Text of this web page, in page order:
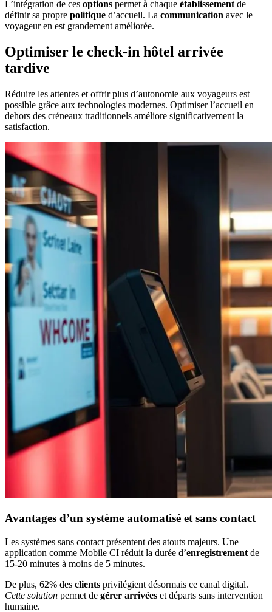
L’intégration de ces options permet à chaque établissementde
définir sa propre politique d’accueil. La communication avec le
voyageur en est grandement améliorée.
Optimiser le check-in hôtel arrivée
tardive
Réduire les attentes et offrir plus d’autonomie aux voyageurs est
possible grâce aux technologies modernes. Optimiser l’accueil en
dehors des créneaux traditionnels améliore significativement la
satisfaction.
Avantages d’un système automatisé et sans contact
Les systèmes sans contact présentent des atouts majeurs. Une
application comme Mobile CI réduit la durée d’enregistrement de
15-20 minutes à moins de 5 minutes.
De plus, 62% des clients privilégient désormais ce canal digital.
Cette solution permet de gérer arrivées et départs sans intervention
humaine.